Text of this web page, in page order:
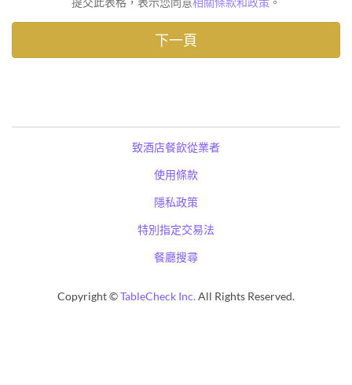
致酒店餐飲從業者
使用條款
隱私政策
特別指定交易法
餐廳搜尋
Copyright ©TableCheck Inc.All Rights Reserved.